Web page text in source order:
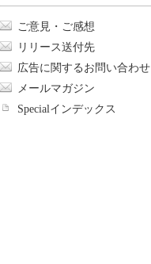
ご意見・ご感想
リリース送付先
広告に関するお問い合わせ
メールマガジン
Specialインデックス